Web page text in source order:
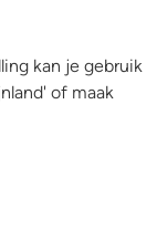
kan je gebruik
of maak